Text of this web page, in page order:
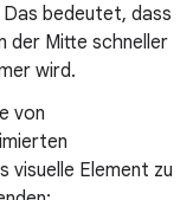
Das bedeutet, dass
der Mitte schneller
wird.
von
visuelle Element zu